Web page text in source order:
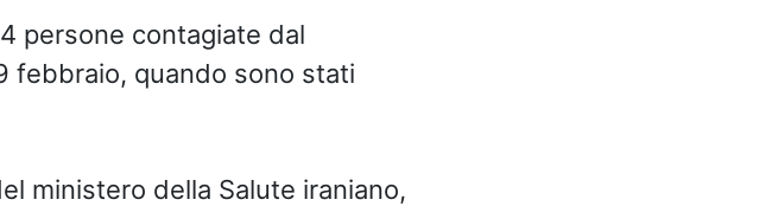
persone contagiate dal
febbraio, quando sono stati
ministero della Salute iraniano,